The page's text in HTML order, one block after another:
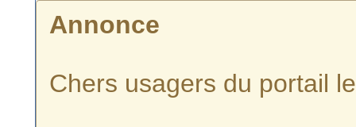
Annonce
Chers usagers du portail